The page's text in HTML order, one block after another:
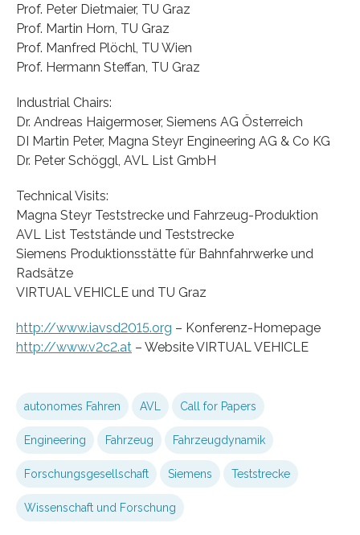
Prof. Peter Dietmaier, TU Graz
Prof. Martin Horn, TU Graz
Prof. Manfred Plöchl, TU Wien
Prof. Hermann Steffan, TU Graz
Industrial Chairs:
Dr. Andreas Haigermoser, Siemens AG Österreich
DI Martin Peter, Magna Steyr Engineering AG & Co KG
Dr. Peter Schöggl, AVL List GmbH
Technical Visits:
Magna Steyr Teststrecke und Fahrzeug-Produktion
AVL List Teststände und Teststrecke
Siemens Produktionsstätte für Bahnfahrwerke und
Radsätze
VIRTUAL VEHICLE und TU Graz
http://www.iavsd2015.org – Konferenz-Homepage
http://www.v2c2.at – Website VIRTUAL VEHICLE
autonomes Fahren AVL Call for Papers
Engineering Fahrzeug Fahrzeugdynamik
Forschungsgesellschaft Siemens Teststrecke
Wissenschaft und Forschung